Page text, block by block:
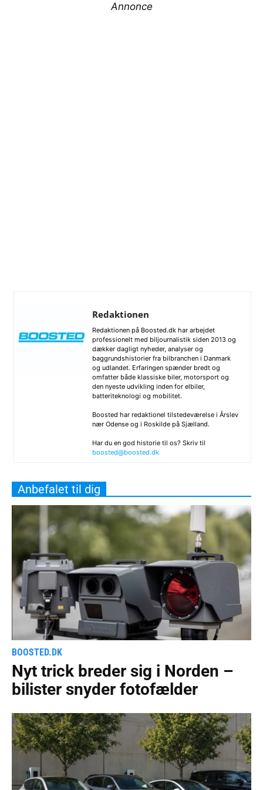
Annonce
Redaktionen
Redaktionen på Boosted.dk har arbejdet
professionelt med biljournalistik siden 2013 og
dækker dagligt nyheder, analyser og
baggrundshistorier fra bilbranchen i Danmark
og udlandet. Erfaringen spænder bredt og
omfatter både klassiske biler, motorsport og
den nyeste udvikling inden for elbiler,
batteriteknologi og mobilitet.
Boosted har redaktionel tilstedeværelse i Årslev
nær Odense og i Roskilde på Sjælland.
Har du en god historie til os? Skriv til
boosted@boosted.dk